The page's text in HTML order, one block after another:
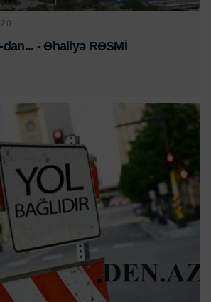
dan... - Əhaliyə RƏSMİ